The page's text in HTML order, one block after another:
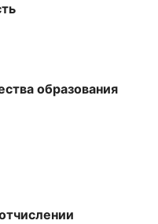
образования